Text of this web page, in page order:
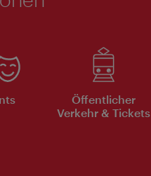
Öffentlicher
Verkehr & Tickets